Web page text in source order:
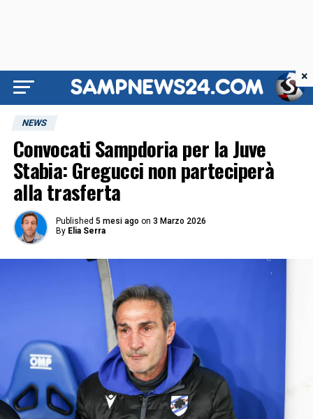
NEWS
Convocati Sampdoria per la Juve
Stabia: Gregucci non parteciperà
alla trasferta
Published 5 mesi ago on 3 Marzo 2026
By Elia Serra
×